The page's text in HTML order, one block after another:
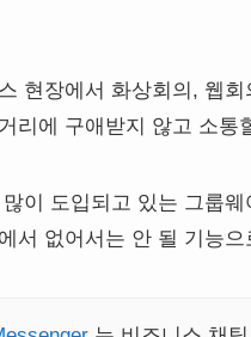
현장에서 화상회의, 웹
리에 구애받지 않고 소
이 도입되고 있는 그룹
서 없어서는 안 될 기능